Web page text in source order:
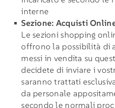
interne
Sezione: Acquisti
Le sezioni shopping
offrono la possibilità di
messi in vendita su
decidete di inviare i
saranno trattati
da personale
secondo le normali